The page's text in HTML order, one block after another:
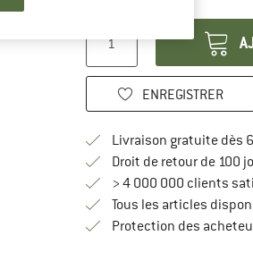
ENREGISTRER
Livraison gratuite dès
Droit de retour de 100
> 4 000 000 clients
Tous les articles
Protection des